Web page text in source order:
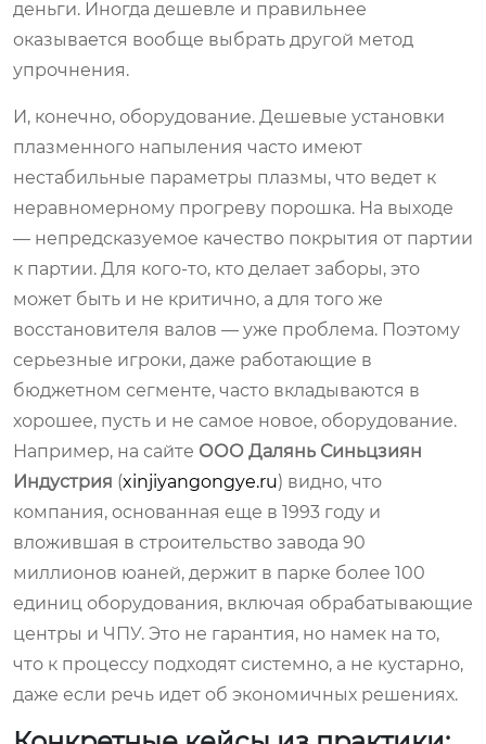
деньги. Иногда дешевле и правильнее
оказывается вообще выбрать другой метод
упрочнения.
И, конечно, оборудование. Дешевые установки
плазменного напыления часто имеют
нестабильные параметры плазмы, что ведет к
неравномерному прогреву порошка. На выходе
— непредсказуемое качество покрытия от партии
к партии. Для кого-то, кто делает заборы, это
может быть и не критично, а для того же
восстановителя валов — уже проблема. Поэтому
серьезные игроки, даже работающие в
бюджетном сегменте, часто вкладываются в
хорошее, пусть и не самое новое, оборудование.
Например, на сайте ООО Далянь Синьцзиян
Индустрия (xinjiyangongye.ru) видно, что
компания, основанная еще в 1993 году и
вложившая в строительство завода 90
миллионов юаней, держит в парке более 100
единиц оборудования, включая обрабатывающие
центры и ЧПУ. Это не гарантия, но намек на то,
что к процессу подходят системно, а не кустарно,
даже если речь идет об экономичных решениях.